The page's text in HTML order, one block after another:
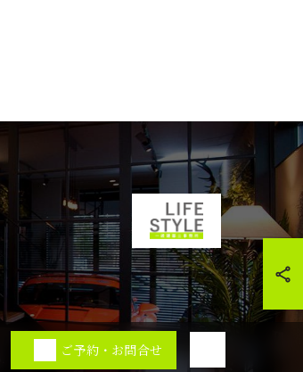
ご予約・お問合せ